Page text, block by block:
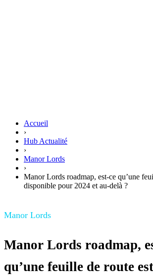
Accueil
›
Hub Actualité
›
Manor Lords
›
Manor Lords roadmap, est-ce qu’une
disponible pour 2024 et au-delà ?
Manor Lords
Manor Lords roadmap,
qu’une feuille de route